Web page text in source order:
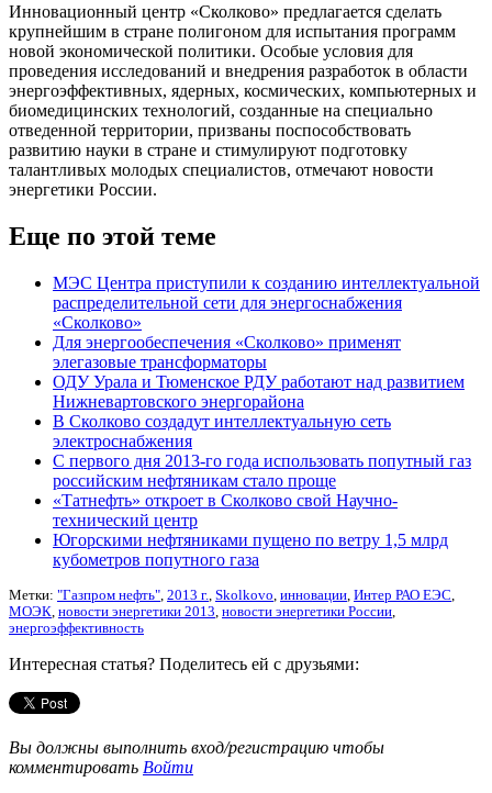
Инновационный центр «Сколково» предлагается сделать
крупнейшим в стране полигоном для испытания программ
новой экономической политики. Особые условия для
проведения исследований и внедрения разработок в области
энергоэффективных, ядерных, космических, компьютерных и
биомедицинских технологий, созданные на специально
отведенной территории, призваны поспособствовать
развитию науки в стране и стимулируют подготовку
талантливых молодых специалистов, отмечают новости
энергетики России.
Еще по этой теме
МЭС Центра приступили к созданию интеллектуальной
распределительной сети для энергоснабжения
«Сколково»
Для энергообеспечения «Сколково» применят
элегазовые трансформаторы
ОДУ Урала и Тюменское РДУ работают над развитием
Нижневартовского энергорайона
В Сколково создадут интеллектуальную сеть
электроснабжения
С первого дня 2013-го года использовать попутный газ
российским нефтяникам стало проще
«Татнефть» откроет в Сколково свой Научно-
технический центр
Югорскими нефтяниками пущено по ветру 1,5 млрд
кубометров попутного газа
Метки: "Газпром нефть" 2013 г. Skolkovo инновации Интер РАО ЕЭС
МОЭК новости энергетики 2013 новости энергетики России
энергоэффективность
Интересная статья? Поделитесь ей с друзьями:
Вы должны выполнить вход/регистрацию чтобы
комментировать Войти